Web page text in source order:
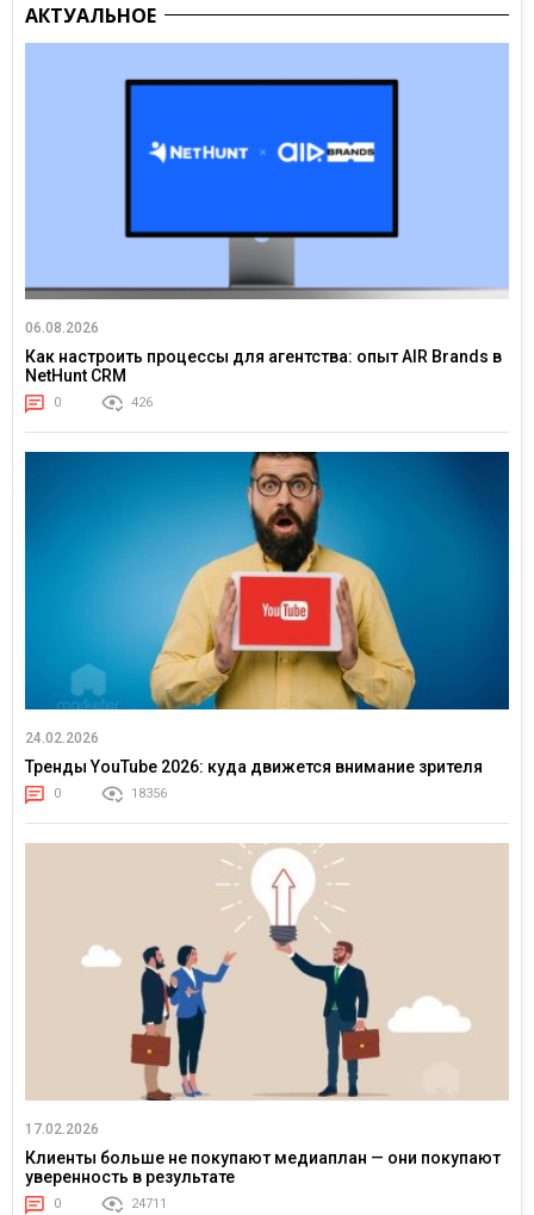
АКТУАЛЬНОЕ
06.08.2026
Как настроить процессы для агентства: опыт AIR Brands в
NetHunt CRM
0 426
24.02.2026
Тренды YouTube 2026: куда движется внимание зрителя
0 18356
17.02.2026
Клиенты больше не покупают медиаплан — они покупают
уверенность в результате
0 24711